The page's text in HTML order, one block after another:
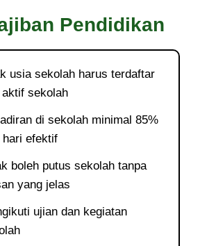
Pendidikan
usia sekolah harus terdaftar
aktif sekolah
di sekolah minimal 85%
hari efektif
boleh putus sekolah tanpa
yang jelas
ujian dan kegiatan